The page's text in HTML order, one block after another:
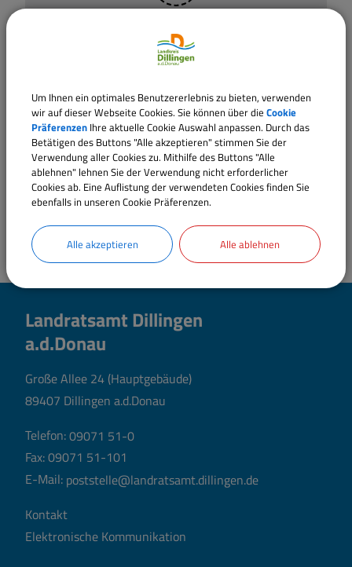
OpenStreetMap wird derzeit
nicht angezeigt
Bitte aktivieren Sie "OpenStreetMap" in Ihren
Cookie Einstellungen.
Cookies Anpassen
Landratsamt Dillingen
a.d.Donau
Große Allee 24 (Hauptgebäude)
89407 Dillingen a.d.Donau
Telefon:09071 51-0
Fax: 09071 51-101
E-Mail: poststelle@landratsamt.dillingen.de
Kontakt
Elektronische Kommunikation
Um Ihnen ein optimales Benutzererlebnis zu bieten, verwenden
wir auf dieser Webseite Cookies. Sie können über die Cookie
Präferenzen Ihre aktuelle Cookie Auswahl anpassen. Durch das
Betätigen des Buttons "Alle akzeptieren" stimmen Sie der
Verwendung aller Cookies zu. Mithilfe des Buttons "Alle
ablehnen" lehnen Sie der Verwendung nicht erforderlicher
Cookies ab. Eine Auflistung der verwendeten Cookies finden Sie
ebenfalls in unseren Cookie Präferenzen.
Alle akzeptieren Alle ablehnen